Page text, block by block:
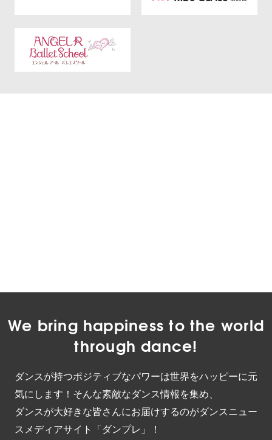
We bring happiness to the world
through dance!
ダンスが持つポジティブなパワーは世界をハッピーに元
気にします！そんな素敵なダンス情報を集め、
ダンスが大好きな皆さんにお届けするのがダンスニュー
スメディアサイト「ダンプレ」！